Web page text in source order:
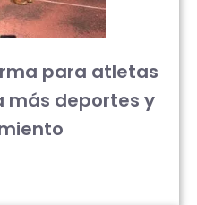
para atletas
más deportes y